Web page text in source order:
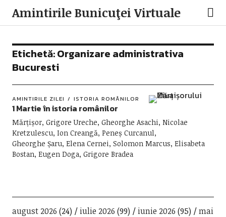
Amintirile Bunicuţei Virtuale
Etichetă:Organizare administrativa
Bucuresti
AMINTIRILE ZILEI ISTORIA ROMÂNILOR
1 Martie în istoria românilor
Mărțișor, Grigore Ureche, Gheorghe Asachi, Nicolae
Kretzulescu, Ion Creangă, Peneș Curcanul,
Gheorghe Șaru, Elena Cernei, Solomon Marcus, Elisabeta
Bostan, Eugen Doga, Grigore Bradea
august 2026 (24) iulie 2026 (99) iunie 2026 (95)
mai